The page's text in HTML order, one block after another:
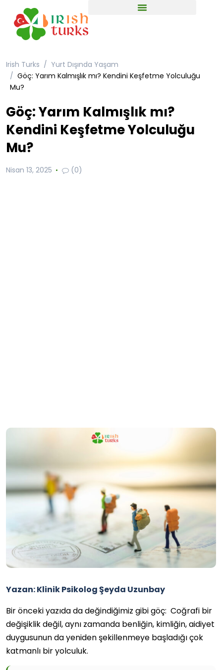
Irish Turks
Yurt Dışında Yaşam
Göç: Yarım Kalmışlık mı? Kendini Keşfetme Yolculuğu
Mu?
Göç: Yarım Kalmışlık mı?
Kendini Keşfetme Yolculuğu
Mu?
Nisan 13, 2025 (0)
Yazan: Klinik Psikolog Şeyda Uzunbay
Bir önceki yazıda da değindiğimiz gibi göç: Coğrafi bir
değişiklik değil, aynı zamanda benliğin, kimliğin, aidiyet
duygusunun da yeniden şekillenmeye başladığı çok
katmanlı bir yolculuk.